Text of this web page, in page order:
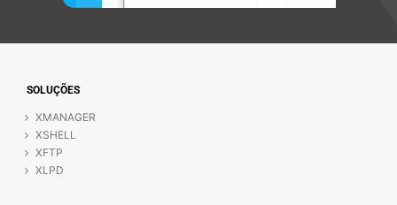
SOLUÇÕES
XMANAGER
XSHELL
XFTP
XLPD